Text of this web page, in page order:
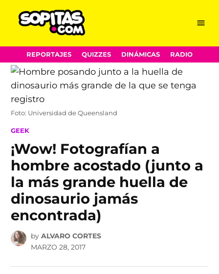
Skip
to
content
Menu
REPORTAJES QUIZZES DINÁMICAS RADIO
Foto: Universidad de Queensland
POSTED
GEEK
¡Wow! Fotografían a
hombre acostado (junto a
la más grande huella de
dinosaurio jamás
encontrada)
by ALVARO CORTES
MARZO 28, 2017